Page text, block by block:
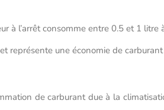
à l’arrêt consomme entre 0.5 et 1 litre
représente une économie de
de carburant due à la